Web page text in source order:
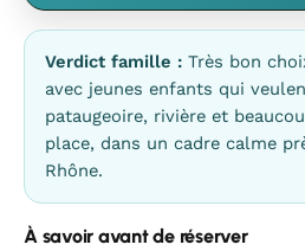
Verdict famille : Très bon
avec jeunes enfants qui
pataugeoire, rivière et
place, dans un cadre calme
Rhône.
À savoir avant de réserver